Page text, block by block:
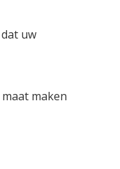
uw
maken